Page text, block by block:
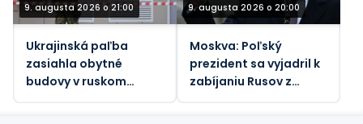
9. augusta 2026 o 21:00
Ukrajinská paľba
zasiahla obytné
budovy v ruskom
9. augusta 2026 o 20:00
Moskva: Poľský
prezident sa vyjadril k
zabíjaniu Rusov z